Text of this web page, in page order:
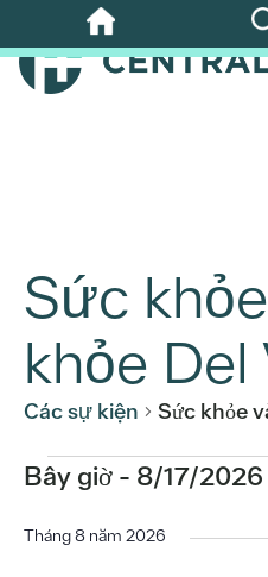
qua
nội
Sức
khỏe Del
Các sự kiện Sức khỏe
Các
sự
Bây giờ - 8/17/2026
ngày.
Tháng 8 năm 2026